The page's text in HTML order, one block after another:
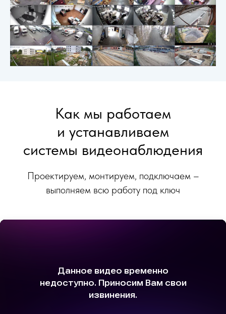
Как мы работаем
и устанавливаем
системы видеонаблюдения
Проектируем, монтируем, подключаем –
выполняем всю работу под ключ